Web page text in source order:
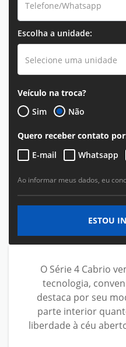
O Série 4 Cabrio
tecnologia,
destaca por seu
parte interior
liberdade à céu
Escolha a unidade:
Selecione uma unidade
Veículo na troca?
Sim
Não
Quero receber contato
E-mail
Whatsapp
Ao informar meus dados, eu
ESTOU